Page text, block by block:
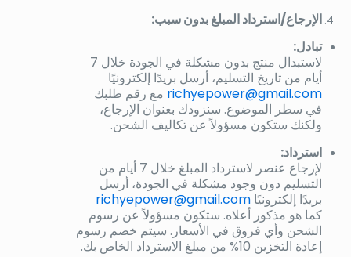
الإرجاع/استرداد المبلغ بدون سبب:
تبادل:
لاستبدال منتج بدون مشكلة في الجودة خلال 7
أيام من تاريخ التسليم، أرسل بريدًا إلكترونيًا
richyepower@gmail.com مع رقم طلبك
في سطر الموضوع. سنزودك بعنوان الإرجاع،
ولكنك ستكون مسؤولاً عن تكاليف الشحن.
استرداد:
لإرجاع عنصر لاسترداد المبلغ خلال 7 أيام من
التسليم دون وجود مشكلة في الجودة، أرسل
بريدًا إلكترونيًا richyepower@gmail.com
كما هو مذكور أعلاه. ستكون مسؤولاً عن رسوم
الشحن وأي فروق في الأسعار. سيتم خصم رسوم
إعادة التخزين 10% من مبلغ الاسترداد الخاص بك.